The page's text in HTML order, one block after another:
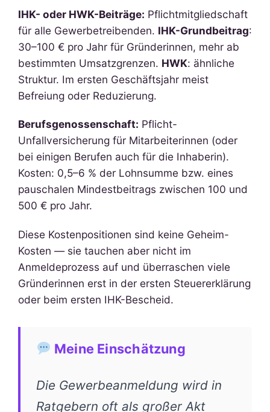
IHK- oder HWK-Beiträge: Pflichtmitgliedschaft
für alle Gewerbetreibenden. IHK-Grundbeitrag:
30–100 € pro Jahr für Gründerinnen, mehr ab
bestimmten Umsatzgrenzen. HWK: ähnliche
Struktur. Im ersten Geschäftsjahr meist
Befreiung oder Reduzierung.
Berufsgenossenschaft: Pflicht-
Unfallversicherung für Mitarbeiterinnen (oder
bei einigen Berufen auch für die Inhaberin).
Kosten: 0,5–6 % der Lohnsumme bzw. eines
pauschalen Mindestbeitrags zwischen 100 und
500 € pro Jahr.
Diese Kostenpositionen sind keine Geheim-
Kosten — sie tauchen aber nicht im
Anmeldeprozess auf und überraschen viele
Gründerinnen erst in der ersten Steuererklärung
oder beim ersten IHK-Bescheid.
Meine Einschätzung
Die Gewerbeanmeldung wird in
Ratgebern oft als großer Akt